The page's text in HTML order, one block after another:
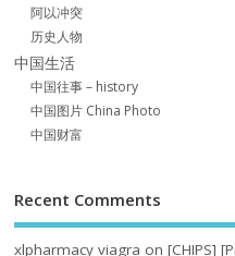
阿以冲突
历史人物
中国生活
中国往事 – history
中国图片 China Photo
中国财富
Recent Comments
xlpharmacy viagra on[CHIPS]